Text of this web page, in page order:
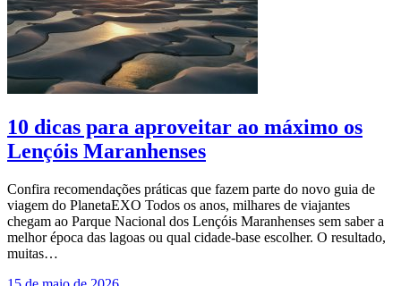
10 dicas para aproveitar ao máximo os
Lençóis Maranhenses
Confira recomendações práticas que fazem parte do novo guia de
viagem do PlanetaEXO Todos os anos, milhares de viajantes
chegam ao Parque Nacional dos Lençóis Maranhenses sem saber a
melhor época das lagoas ou qual cidade-base escolher. O resultado,
muitas…